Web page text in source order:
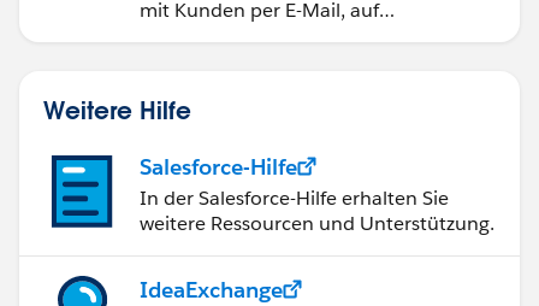
mit Kunden per E-Mail, auf
Weitere Hilfe
Salesforce-Hilfe
In der Salesforce-Hilfe erhalten Sie
weitere Ressourcen und Unterstützung.
IdeaExchange